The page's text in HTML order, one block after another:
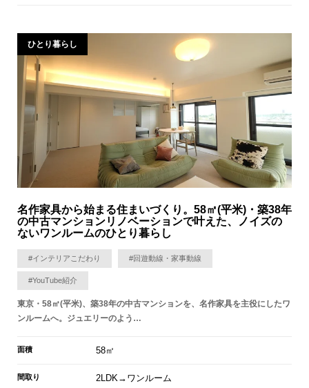
ひとり暮らし
名作家具から始まる住まいづくり。58㎡(平米)・築38年
の中古マンションリノベーションで叶えた、ノイズの
ないワンルームのひとり暮らし
#インテリアこだわり #回遊動線・家事動線
#YouTube紹介
東京・58㎡(平米)、築38年の中古マンションを、名作家具を主役にしたワ
ンルームへ。ジュエリーのよう…
面積 58㎡
間取り 2LDK→ワンルーム